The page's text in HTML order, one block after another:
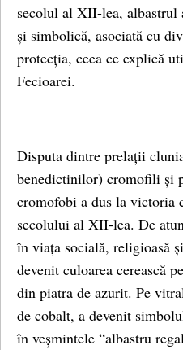
secolul al XII-lea, albastrul
și simbolică, asociată cu
protecția, ceea ce explică
Fecioarei.
Disputa dintre prelații
benedictinilor) cromofili și
cromofobi a dus la victoria
secolului al XII-lea. De
în viața socială, religioasă
devenit culoarea cerească
din piatra de azurit. Pe
de cobalt, a devenit
în veșmintele “albastru